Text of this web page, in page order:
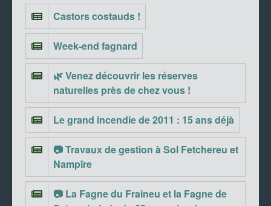
Castors costauds !
Week-end fagnard
🌿 Venez découvrir les réserves
naturelles près de chez vous !
Le grand incendie de 2011 : 15 ans déjà
📷 Travaux de gestion à Sol Fetchereu et
Nampîre
📷 La Fagne du Fraineu et la Fagne de